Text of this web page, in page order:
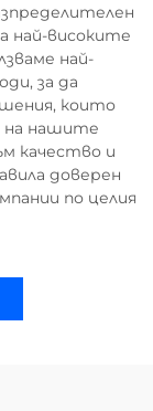
най-високите
най-
за да
които
на нашите
качество и
доверен
по целия